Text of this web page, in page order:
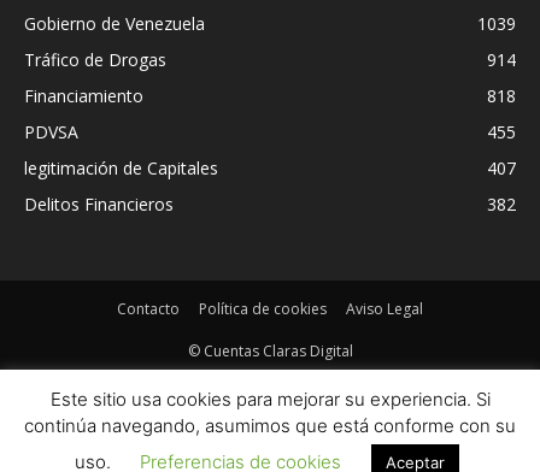
Gobierno de Venezuela
1039
Tráfico de Drogas
914
Financiamiento
818
PDVSA
455
legitimación de Capitales
407
Delitos Financieros
382
Contacto Política de cookies Aviso Legal
© Cuentas Claras Digital
Este sitio usa cookies para mejorar su experiencia. Si
continúa navegando, asumimos que está conforme con su
uso.
Preferencias de cookies Aceptar